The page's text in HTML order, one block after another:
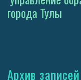
города Тулы
Архив записей